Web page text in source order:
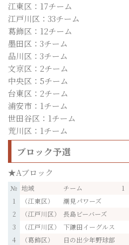
江東区：17チーム
江戸川区：33チーム
葛飾区：12チーム
墨田区：3チーム
品川区：3チーム
文京区：2チーム
中央区：5チーム
台東区：2チーム
浦安市：1チーム
世田谷区：1チーム
荒川区：1チーム
ブロック予選
★Aブロック
№ 地域 チーム 1
1
（江東区）
潮見パワーズ
2
（江戸川区）
長島ビーバーズ
3
（江戸川区）
下鎌田イーグルス
4
（葛飾区）
日の出少年野球部